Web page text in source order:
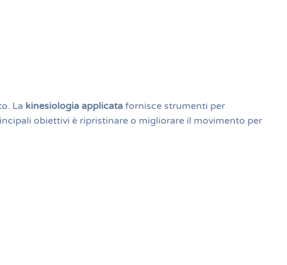
La kinesiologia applicata fornisce strumenti per
obiettivi è ripristinare o migliorare il movimento per